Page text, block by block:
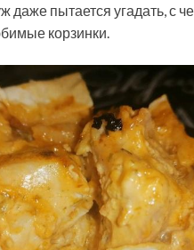
даже пытается угадать, с
корзинки.